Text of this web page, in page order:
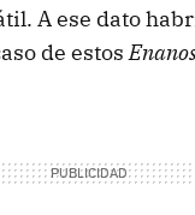
A ese dato
de estos